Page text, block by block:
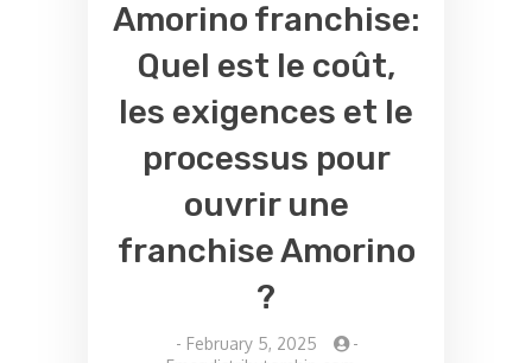
Amorino franchise:
Quel est le coût,
les exigences et le
processus pour
ouvrir une
franchise Amorino
?
- February 5, 2025
-